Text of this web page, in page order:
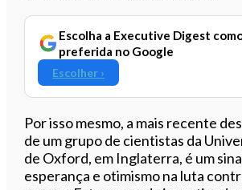
Escolha a Executive Digest
preferida no Google
Escolher ›
Por isso mesmo, a mais recente
de um grupo de cientistas da
de Oxford, em Inglaterra, é um
esperança e otimismo na luta